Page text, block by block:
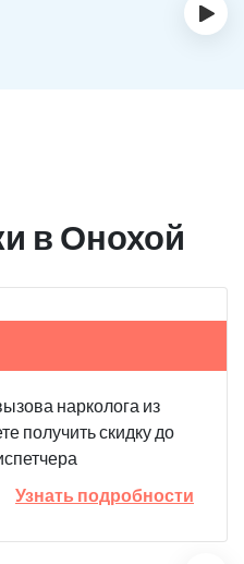
›
в Онохой
нарколога из
получить скидку до
Узнать подробности